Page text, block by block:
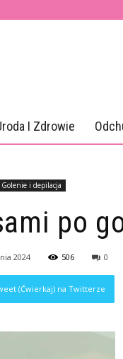
I Zdrowie
Golenie i depilacja
po
2024 506 0
(Ćwierkaj) na Twitterze